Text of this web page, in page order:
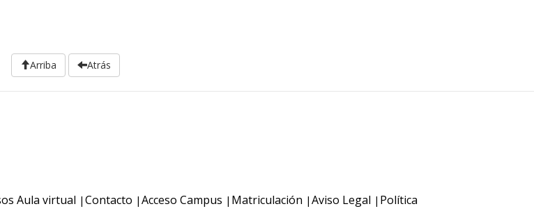
Arriba Atrás
Aula virtual | Contacto | Acceso Campus | Matriculación | Aviso Legal | Política